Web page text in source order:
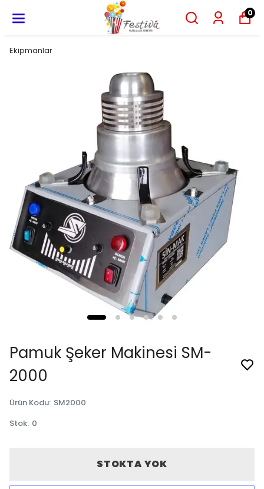
0
Ekipmanlar
Pamuk Şeker Makinesi SM-
2000
Ürün Kodu: SM2000
Stok: 0
STOKTA YOK